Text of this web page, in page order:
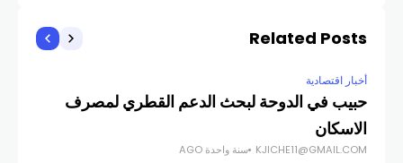
Related Posts
أخبار اقتصادية
حبيب في الدوحة لبحث الدعم القطري لمصرف
الاسكان
KJICHE11@GMAIL.COM سنة واحدة AGO